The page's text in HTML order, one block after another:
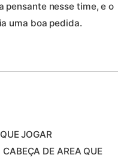
pensante nesse time, e o
uma boa pedida.
JOGAR
DE AREA QUE